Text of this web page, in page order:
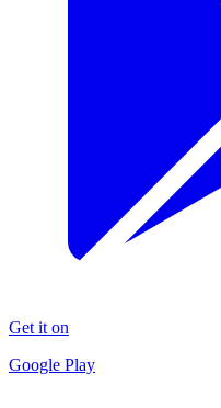
Get it on
Google Play